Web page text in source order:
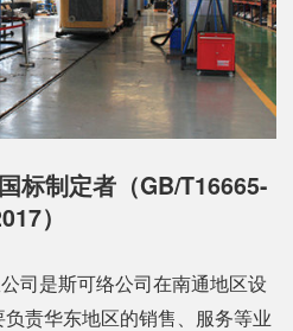
标制定者（GB/T16665-
）
是斯可络公司在南通地区设
责华东地区的销售、服务等业